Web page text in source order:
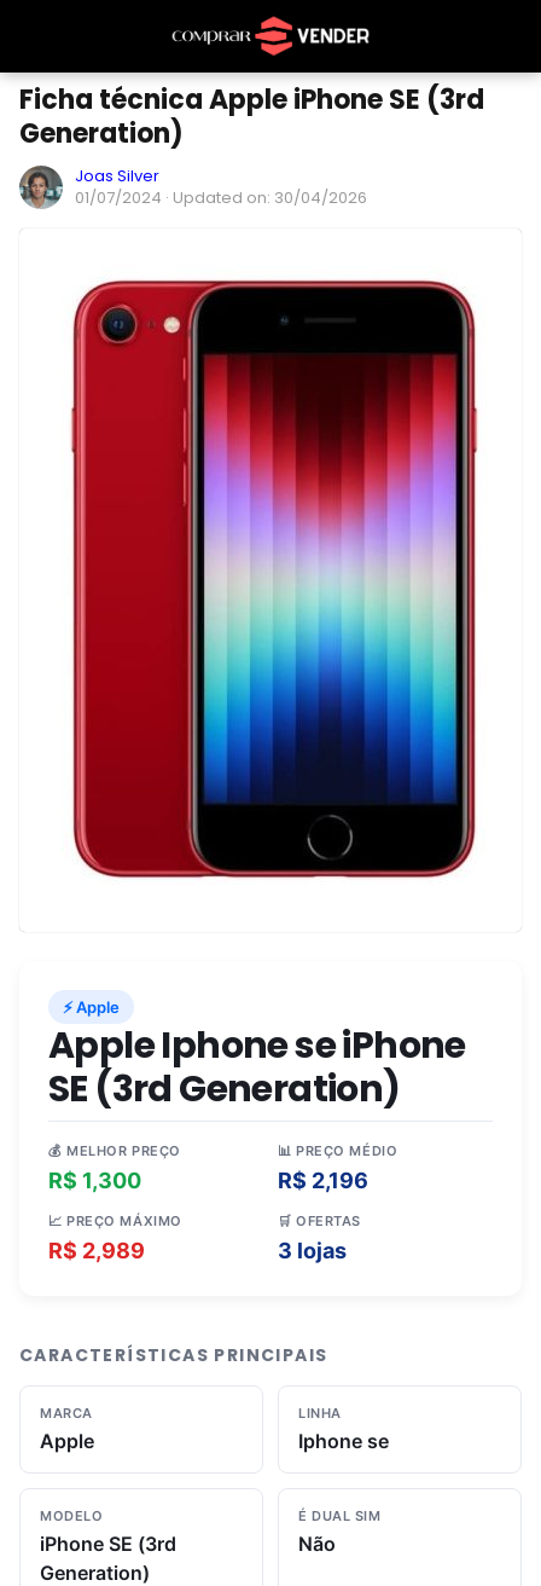
Ficha técnica Apple iPhone SE (3rd
Generation)
Joas Silver
01/07/2024 · Updated on: 30/04/2026
⚡ Apple
Apple Iphone se iPhone
SE (3rd Generation)
💰 MELHOR PREÇO
R$ 1,300
📊 PREÇO MÉDIO
R$ 2,196
📈 PREÇO MÁXIMO
R$ 2,989
🛒 OFERTAS
3 lojas
CARACTERÍSTICAS PRINCIPAIS
MARCA
Apple
LINHA
Iphone se
MODELO
iPhone SE (3rd
Generation)
É DUAL SIM
Não